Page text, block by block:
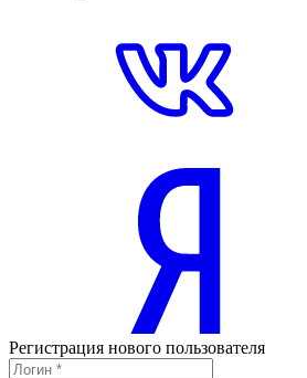
Регистрация нового пользователя